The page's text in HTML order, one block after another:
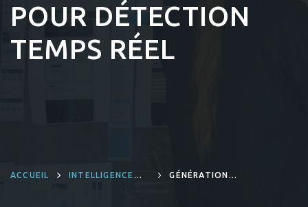
POUR DÉTECTION
TEMPS RÉEL
ACCUEIL
INTELLIGENCE
GÉNÉRATION